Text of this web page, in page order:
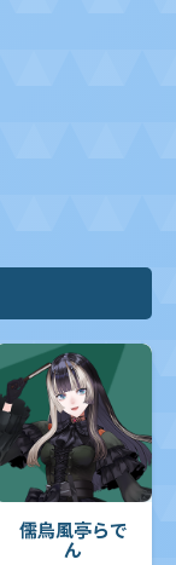
儒烏風亭らで
ん